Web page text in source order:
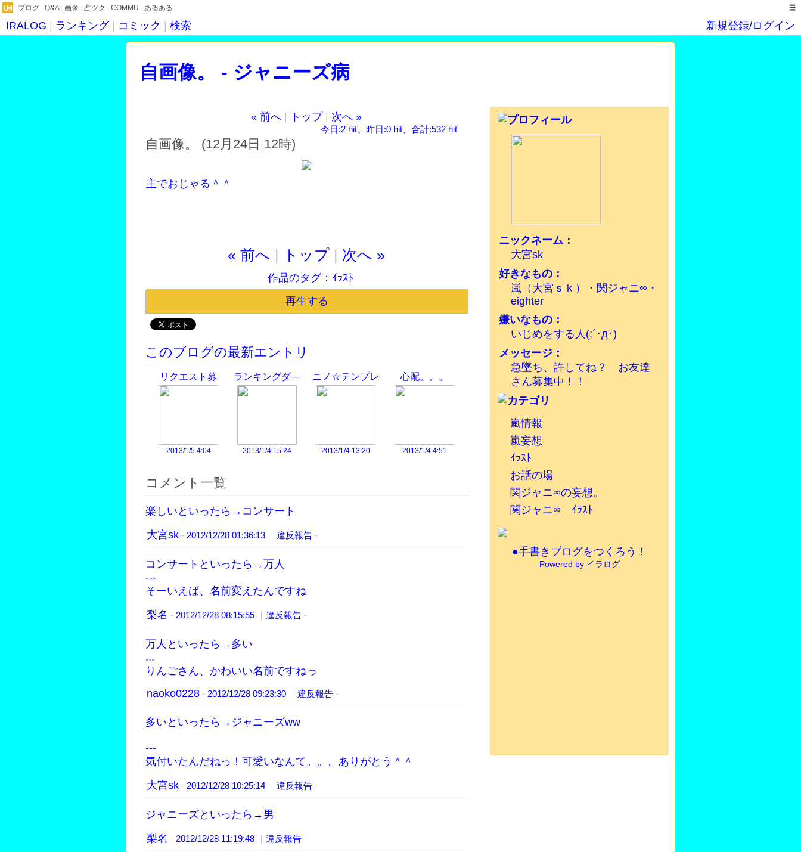
ブログ Q&A| 画像 占ツク COMMU あるある
IRALOG ランキング コミック 検索 新規登録/ログイン
自画像。 - ジャニーズ病
にかかってｗ« 前へ トップ 次へ »
今日:2 hit、昨日:0 hit、合計:532 hit
自画像。 (12月24日 12時)
主でおじゃる＾＾
« 前へ トップ 次へ »
作品のタグ： ｲﾗｽﾄ
再生する
このブログの最新エントリ
リクエスト募
2013/1/5 4:04
ランキングダ―
2013/1/4 15:24
ニノ☆テンプレ
2013/1/4 13:20
心配。。。
2013/1/4 4:51
コメント一覧
楽しいといったら→コンサート
大宮sk - 2012/12/28 01:36:13 ｜ 違反報告 -
コンサートといったら→万人
---
そーいえば、名前変えたんですね
梨名 - 2012/12/28 08:15:55 ｜ 違反報告 -
万人といったら→多い
...
りんごさん、かわいい名前ですねっ
naoko0228 - 2012/12/28 09:23:30 ｜ 違反報告 -
多いといったら→ジャニーズww
---
気付いたんだねっ！可愛いなんて。。。ありがとう＾＾
大宮sk - 2012/12/28 10:25:14 ｜ 違反報告 -
ジャニーズといったら→男
梨名 - 2012/12/28 11:19:48 ｜ 違反報告 -
ニックネーム：
大宮sk
好きなもの：
嵐（大宮ｓｋ）・関ジャニ∞・
eighter
嫌いなもの：
いじめをする人(;´･д･)
メッセージ：
急墜ち、許してね？ お友達
さん募集中！！
嵐情報
嵐妄想
ｲﾗｽﾄ
お話の場
関ジャニ∞の妄想。
関ジャニ∞ ｲﾗｽﾄ
●手書きブログをつくろう！
Powered by イラログ